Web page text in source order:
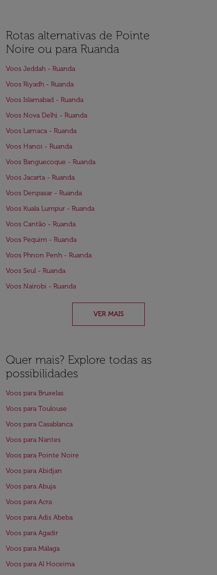
Rotas alternativas de Pointe
Noire ou para Ruanda
Voos Jeddah - Ruanda
Voos Riyadh - Ruanda
Voos Islamabad - Ruanda
Voos Nova Delhi - Ruanda
Voos Larnaca - Ruanda
Voos Hanoi - Ruanda
Voos Banguecoque - Ruanda
Voos Jacarta - Ruanda
Voos Denpasar - Ruanda
Voos Kuala Lumpur - Ruanda
Voos Cantão - Ruanda
Voos Pequim - Ruanda
Voos Phnon Penh - Ruanda
Voos Seul - Ruanda
Voos Nairobi - Ruanda
VER MAIS
Quer mais? Explore todas as
possibilidades
Voos para Bruxelas
Voos para Toulouse
Voos para Casablanca
Voos para Nantes
Voos para Pointe Noire
Voos para Abidjan
Voos para Abuja
Voos para Acra
Voos para Adis Abeba
Voos para Agadir
Voos para Málaga
Voos para Al Hoceima